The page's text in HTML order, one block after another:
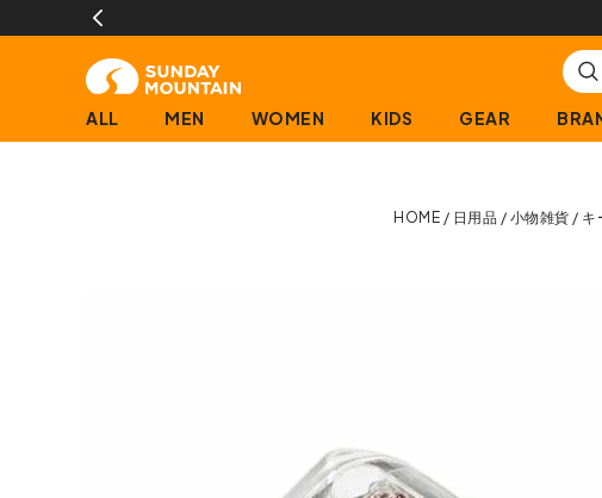
ALL MEN WOMEN KIDS GEAR
HOME 日用品 小物雑貨 キ